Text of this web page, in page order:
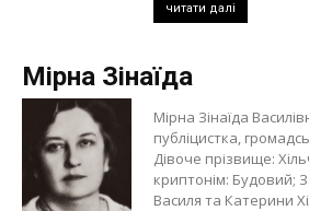
читати далі
Мірна Зінаїда
Мірна Зінаїда
публіцистка,
Дівоче прізвище:
криптонім: Будовий;
Василя та Катерини